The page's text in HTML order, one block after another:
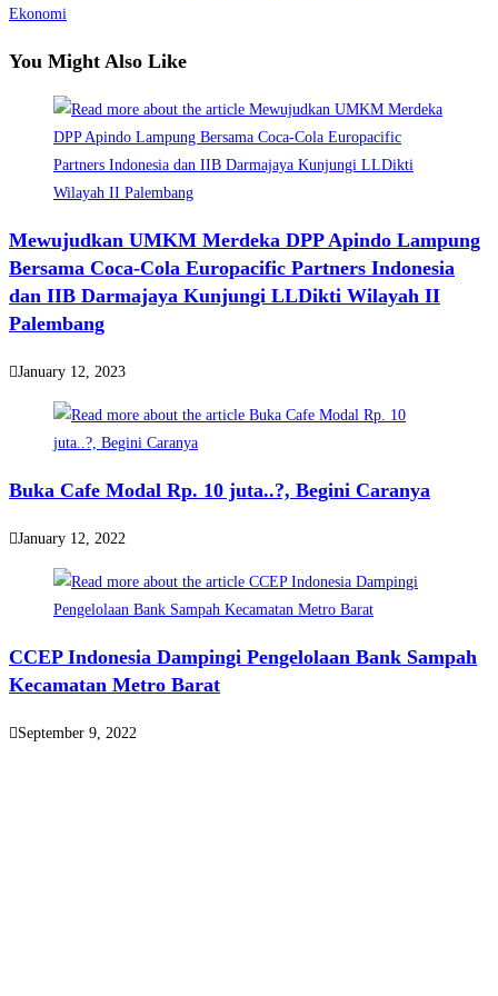
Ekonomi
You Might Also Like
Mewujudkan UMKM Merdeka DPP Apindo Lampung
Bersama Coca-Cola Europacific Partners Indonesia
dan IIB Darmajaya Kunjungi LLDikti Wilayah II
Palembang
January 12, 2023
Buka Cafe Modal Rp. 10 juta..?, Begini Caranya
January 12, 2022
CCEP Indonesia Dampingi Pengelolaan Bank Sampah
Kecamatan Metro Barat
September 9, 2022